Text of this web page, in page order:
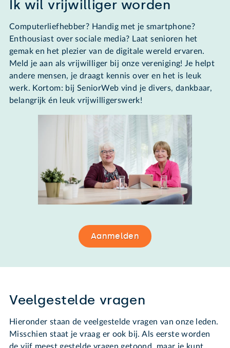
Ik wil vrijwilliger worden
Computerliefhebber? Handig met je smartphone?
Enthousiast over sociale media? Laat senioren het
gemak en het plezier van de digitale wereld ervaren.
Meld je aan als vrijwilliger bij onze vereniging! Je helpt
andere mensen, je draagt kennis over en het is leuk
werk. Kortom: bij SeniorWeb vind je divers, dankbaar,
belangrijk én leuk vrijwilligerswerk!
Aanmelden
Veelgestelde vragen
Hieronder staan de veelgestelde vragen van onze leden.
Misschien staat je vraag er ook bij. Als eerste worden